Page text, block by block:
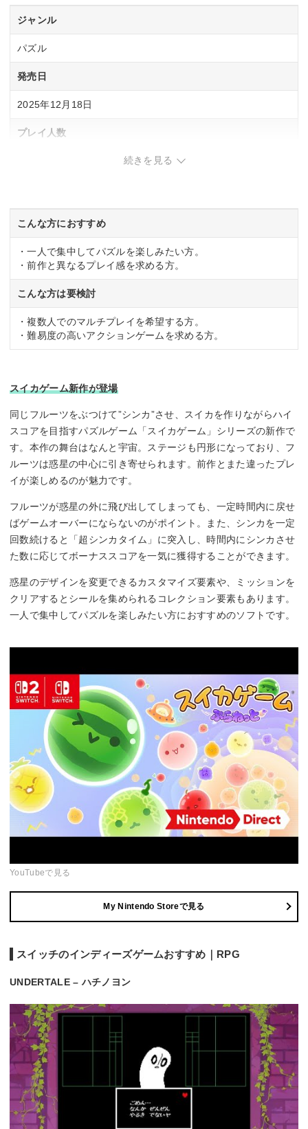
ジャンル
パズル
発売日
2025年12月18日
プレイ人数
3歳以上
続きを見る
こんな方におすすめ
・一人で集中してパズルを楽しみたい方。
・前作と異なるプレイ感を求める方。
こんな方は要検討
・複数人でのマルチプレイを希望する方。
・難易度の高いアクションゲームを求める方。
スイカゲーム新作が登場
同じフルーツをぶつけて”シンカ”させ、スイカを作りながらハイ
スコアを目指すパズルゲーム「スイカゲーム」シリーズの新作で
す。本作の舞台はなんと宇宙。ステージも円形になっており、フ
ルーツは惑星の中心に引き寄せられます。前作とまた違ったプレ
イが楽しめるのが魅力です。
フルーツが惑星の外に飛び出してしまっても、一定時間内に戻せ
ばゲームオーバーにならないのがポイント。また、シンカを一定
回数続けると「超シンカタイム」に突入し、時間内にシンカさせ
た数に応じてボーナススコアを一気に獲得することができます。
惑星のデザインを変更できるカスタマイズ要素や、ミッションを
クリアするとシールを集められるコレクション要素もあります。
一人で集中してパズルを楽しみたい方におすすめのソフトです。
YouTubeで見る
My Nintendo Storeで見る
スイッチのインディーズゲームおすすめ｜RPG
UNDERTALE – ハチノヨン